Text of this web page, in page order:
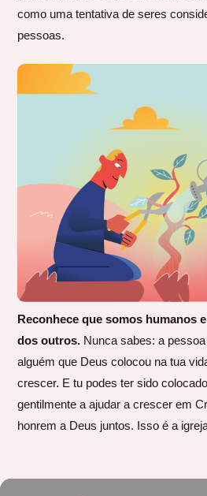
como uma tentativa de seres
pessoas.
Reconhece que somos humanos
dos outros. Nunca sabes: a
alguém que Deus colocou na tua
crescer. E tu podes ter sido
gentilmente a ajudar a crescer em
honrem a Deus juntos. Isso é a